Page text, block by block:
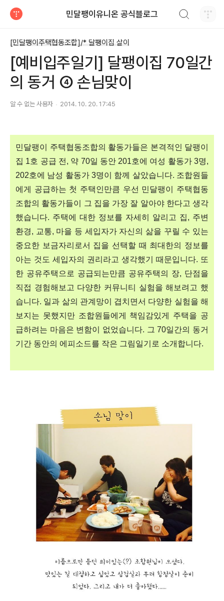
민달팽이유니온 공식블로그
[민달팽이주택협동조합]/* 달팽이집 살이
[예비입주일기] 달팽이집 70일간
의 동거 ④ 손님맞이
알 수 없는 사용자 2014. 10. 20. 17:45
민달팽이 주택협동조합의 활동가들은 본격적인 달팽이
집 1호 공급 전, 약 70일 동안 201호에 여성 활동가 3명,
202호에 남성 활동가 3명이 함께 살았습니다. 조합원들
에게 공급하는 첫 주택인만큼 우선 민달팽이 주택협동
조합의 활동가들이 그 집을 가장 잘 알아야 한다고 생각
했습니다. 주택에 대한 정보를 자세히 알리고 집, 주변
환경, 교통, 마을 등 세입자가 자신의 삶을 꾸릴 수 있는
중요한 보금자리로서 집을 선택할 때 최대한의 정보를
아는 것도 세입자의 권리라고 생각했기 때문입니다. 또
한 공유주택으로 공급되는만큼 공유주택의 장, 단점을
직접 경험해보고 다양한 커뮤니티 실험을 해보려고 했
습니다. 일과 삶의 관계망이 겹치면서 다양한 실험을 해
보지는 못했지만 조합원들에게 책임감있게 주택을 공
급하려는 마음은 변함이 없었습니다. 그 70일간의 동거
기간 동안의 에피소드를 작은 그림일기로 소개합니다.